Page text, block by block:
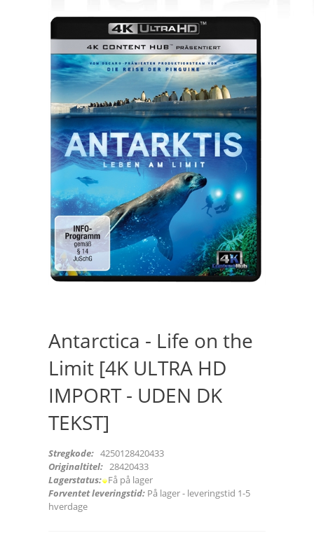
Antarctica - Life on the
Limit [4K ULTRA HD
IMPORT - UDEN DK
TEKST]
Stregkode: 4250128420433
Originaltitel: 28420433
Lagerstatus: Få på lager
Forventet leveringstid: På lager - leveringstid 1-5
hverdage